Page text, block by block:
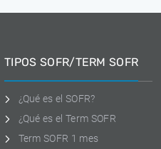
TIPOS SOFR/TERM SOFR
¿Qué es el SOFR?
¿Qué es el Term SOFR
Term SOFR 1 mes